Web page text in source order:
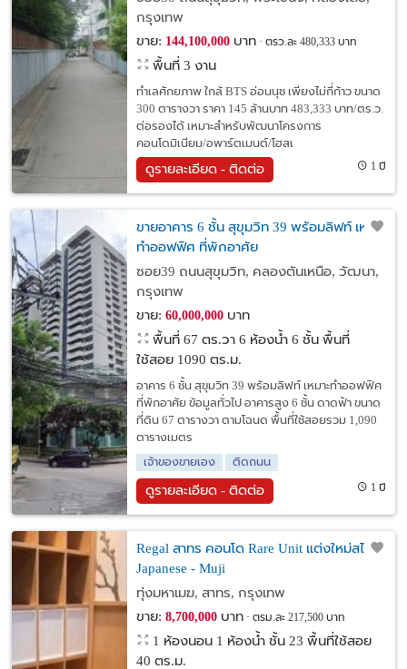
กรุงเทพ
ขาย: 144,100,000บาท ตรว.ละ 480,333 บาท
พื้นที่ 3 งาน
ทำเลศักยภาพ ใกล้ BTS อ่อนนุช เพียงไม่กี่ก้าว ขนาด
300 ตารางวา ราคา 145 ล้านบาท 483,333 บาท/ตร.ว.
ต่อรองได้ เหมาะสำหรับพัฒนาโครงการ
คอนโดมิเนียม/อพาร์ตเมนต์/โฮสเ
ดูรายละเอียด - ติดต่อ 1 ปี
ขายอาคาร 6 ชั้น สุขุมวิท 39 พร้อมลิฟท์ เหมาะ
ทำออฟฟิศ ที่พักอาศัย
ซอย39 ถนนสุขุมวิท, คลองตันเหนือ, วัฒนา,
กรุงเทพ
ขาย: 60,000,000บาท
พื้นที่ 67 ตร.วา 6 ห้องน้ำ 6 ชั้น พื้นที่
ใช้สอย 1090 ตร.ม.
อาคาร 6 ชั้น สุขุมวิท 39 พร้อมลิฟท์ เหมาะทำออฟฟิศ
ที่พักอาศัย ข้อมูลทั่วไป อาคารสูง 6 ชั้น ดาดฟ้า ขนาด
ที่ดิน 67 ตารางวา ตามโฉนด พื้นที่ใช้สอยรวม 1,090
ตารางเมตร
เจ้าของขายเอง
ติดถนน
ดูรายละเอียด - ติดต่อ 1 ปี
Regal สาทร คอนโด Rare Unit แต่งใหม่สไตล์
Japanese - Muji
ทุ่งมหาเมฆ, สาทร, กรุงเทพ
ขาย: 8,700,000บาท ตรม.ละ 217,500 บาท
1 ห้องนอน 1 ห้องน้ำ ชั้น 23 พื้นที่ใช้สอย
40 ตร.ม.